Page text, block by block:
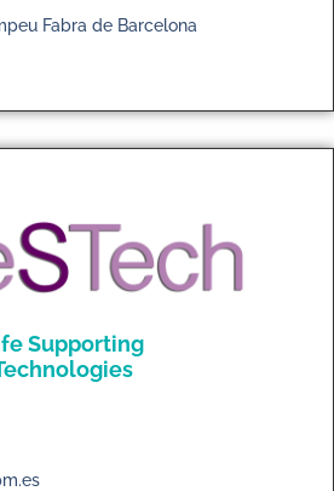
Fabra de Barcelona
Supporting